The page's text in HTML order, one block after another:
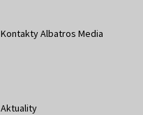
Kontakty Albatros Media
Aktuality